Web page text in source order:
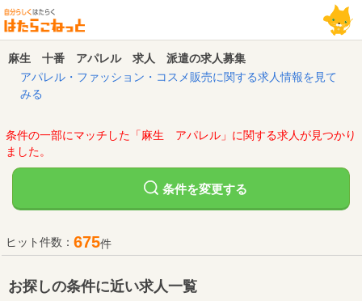
麻生 十番 アパレル 求人 派遣の求人募集
アパレル・ファッション・コスメ販売に関する求人情報を見て
みる
条件の一部にマッチした「麻生 アパレル」に関する求人が見つかり
ました。
条件を変更する
ヒット件数： 675件
お探しの条件に近い求人一覧